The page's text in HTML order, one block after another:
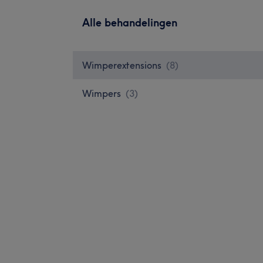
Alle behandelingen
Wimperextensions (8)
Wimpers (3)